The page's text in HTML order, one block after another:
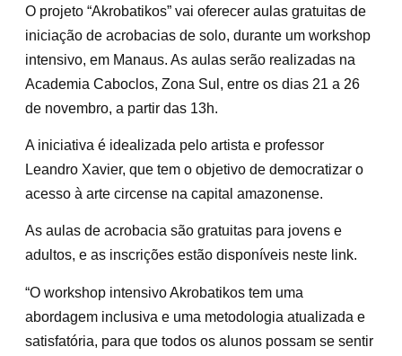
O projeto “Akrobatikos” vai oferecer aulas gratuitas de
iniciação de acrobacias de solo, durante um workshop
intensivo, em Manaus. As aulas serão realizadas na
Academia Caboclos, Zona Sul, entre os dias 21 a 26
de novembro, a partir das 13h.
A iniciativa é idealizada pelo artista e professor
Leandro Xavier, que tem o objetivo de democratizar o
acesso à arte circense na capital amazonense.
As aulas de acrobacia são gratuitas para jovens e
adultos, e as inscrições estão disponíveis neste link.
“O workshop intensivo Akrobatikos tem uma
abordagem inclusiva e uma metodologia atualizada e
satisfatória, para que todos os alunos possam se sentir